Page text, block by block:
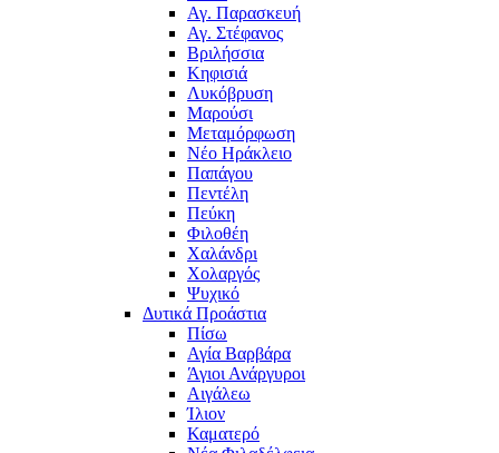
Αγ. Παρασκευή
Αγ. Στέφανος
Βριλήσσια
Κηφισιά
Λυκόβρυση
Μαρούσι
Μεταμόρφωση
Νέο Ηράκλειο
Παπάγου
Πεντέλη
Πεύκη
Φιλοθέη
Χαλάνδρι
Χολαργός
Ψυχικό
Δυτικά Προάστια
Πίσω
Αγία Βαρβάρα
Άγιοι Ανάργυροι
Αιγάλεω
Ίλιον
Καματερό